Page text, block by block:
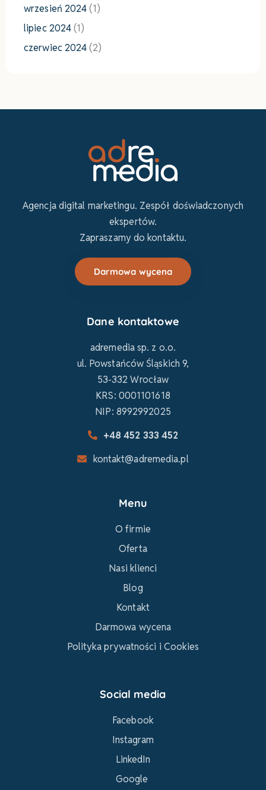
wrzesień 2024(1)
lipiec 2024(1)
czerwiec 2024(2)
Agencja digital marketingu. Zespół doświadczonych
ekspertów.
Zapraszamy do kontaktu.
Darmowa wycena
Dane kontaktowe
adremedia sp. z o.o.
ul. Powstańców Śląskich 9,
53-332 Wrocław
KRS: 0001101618
NIP: 8992992025
+48 452 333 452
kontakt@adremedia.pl
Menu
O firmie
Oferta
Nasi klienci
Blog
Kontakt
Darmowa wycena
Polityka prywatności i Cookies
Social media
Facebook
Instagram
LinkedIn
Google